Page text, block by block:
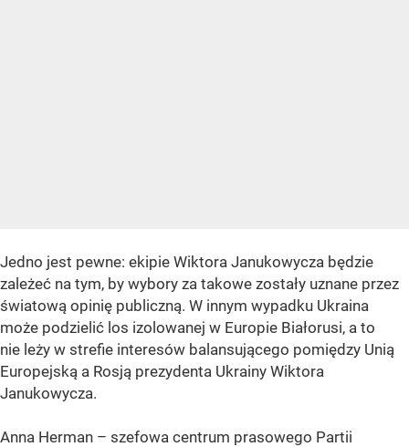
Jedno jest pewne: ekipie Wiktora Janukowycza będzie
zależeć na tym, by wybory za takowe zostały uznane przez
światową opinię publiczną. W innym wypadku Ukraina
może podzielić los izolowanej w Europie Białorusi, a to
nie leży w strefie interesów balansującego pomiędzy Unią
Europejską a Rosją prezydenta Ukrainy Wiktora
Janukowycza.
Anna Herman – szefowa centrum prasowego Partii